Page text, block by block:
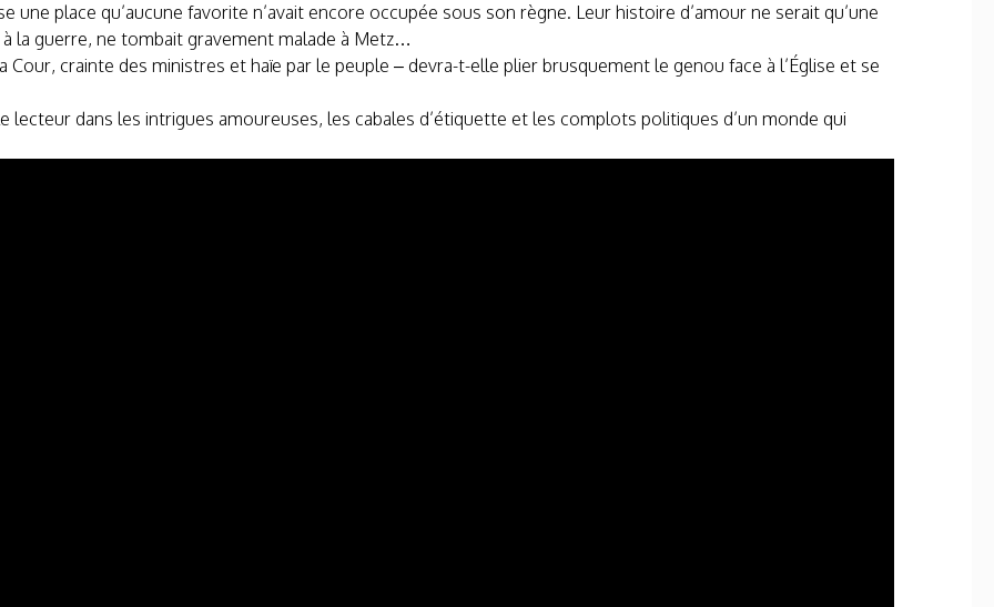
une place qu’aucune favorite n’avait encore occupée sous son règne. Leur histoire d’amour ne serait qu’une
la guerre, ne tombait gravement malade à Metz…
Cour, crainte des ministres et haïe par le peuple – devra-t-elle plier brusquement le genou face à l’Église et se
lecteur dans les intrigues amoureuses, les cabales d’étiquette et les complots politiques d’un monde qui